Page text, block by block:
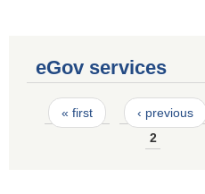
eGov services
Pages
« first ‹ previous
2